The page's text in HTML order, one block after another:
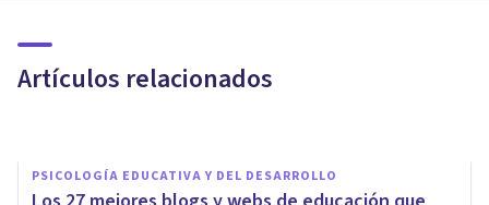
Artículos relacionados
está acabando con el bullying
PSICOLOGÍA EDUCATIVA Y DEL DESARROLLO